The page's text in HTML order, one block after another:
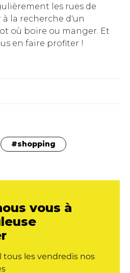
les rues de
la recherche d'un
où boire ou manger. Et
en faire profiter !
shopping
vous à
tous les vendredis nos